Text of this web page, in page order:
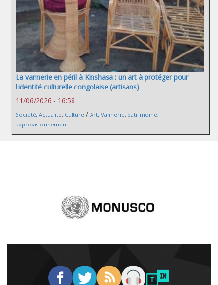
La vannerie en péril à Kinshasa : un art à protéger pour
l'identité culturelle congolaise (artisans)
11/06/2026 - 16:58
Société, Actualité, Culture / Art, Vannerie, patrimoine,
approvisionnement